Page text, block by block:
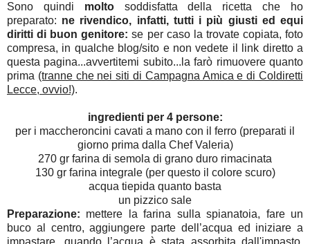
Sono quindi moltosoddisfatta della ricetta che ho
preparato: ne rivendico, infatti, tutti i più giusti ed equi
diritti di buon genitore: se per caso la trovate copiata, foto
compresa, in qualche blog/sito e non vedete il link diretto a
questa pagina...avvertitemi subito...la farò rimuovere quanto
prima (tranne che nei siti di Campagna Amica e di Coldiretti
Lecce, ovvio!).
ingredienti per 4 persone:
per i maccheroncini cavati a mano con il ferro (preparati il
giorno prima dalla Chef Valeria)
270 gr farina di semola di grano duro rimacinata
130 gr farina integrale (per questo il colore scuro)
acqua tiepida quanto basta
un pizzico sale
Preparazione: mettere la farina sulla spianatoia, fare un
buco al centro, aggiungere parte dell’acqua ed iniziare a